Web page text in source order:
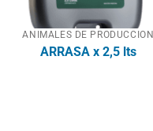
ANIMALES DE PRODUCCION
ARRASA x 2,5 lts